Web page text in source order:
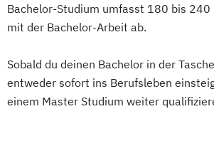
Bachelor-Studium umfasst 180 bis 240
mit der Bachelor-Arbeit ab.
Sobald du deinen Bachelor in der
entweder sofort ins Berufsleben
einem Master Studium weiter